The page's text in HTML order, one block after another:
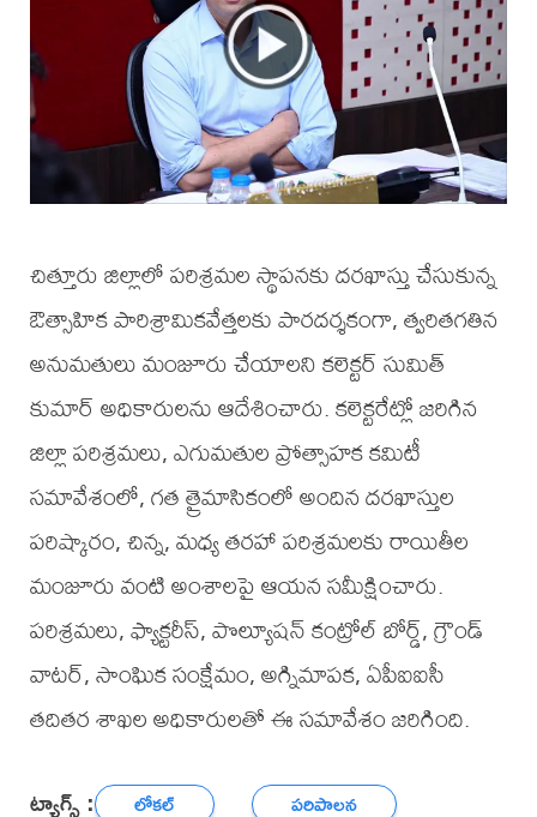
చిత్తూరు జిల్లాలో పరిశ్రమల స్థాపనకు దరఖాస్తు చేసుకున్న
ఔత్సాహిక పారిశ్రామికవేత్తలకు పారదర్శకంగా, త్వరితగతిన
అనుమతులు మంజూరు చేయాలని కలెక్టర్ సుమిత్
కుమార్ అధికారులను ఆదేశించారు. కలెక్టరేట్లో జరిగిన
జిల్లా పరిశ్రమలు, ఎగుమతుల ప్రోత్సాహక కమిటీ
సమావేశంలో, గత త్రైమాసికంలో అందిన దరఖాస్తుల
పరిష్కారం, చిన్న, మధ్య తరహా పరిశ్రమలకు రాయితీల
మంజూరు వంటి అంశాలపై ఆయన సమీక్షించారు.
పరిశ్రమలు, ఫ్యాక్టరీస్, పొల్యూషన్ కంట్రోల్ బోర్డ్, గ్రౌండ్
వాటర్, సాంఘిక సంక్షేమం, అగ్నిమాపక, ఏపీఐఐసీ
తదితర శాఖల అధికారులతో ఈ సమావేశం జరిగింది.
ట్యాగ్స్ : లోకల్ పరిపాలన